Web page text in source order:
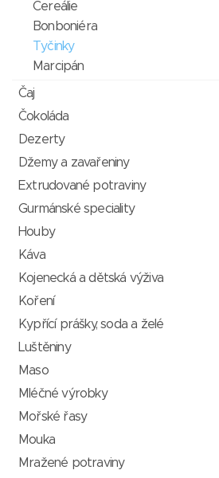
Cereálie
Bonboniéra
Tyčinky
Marcipán
Čaj
Čokoláda
Dezerty
Džemy a zavařeniny
Extrudované potraviny
Gurmánské speciality
Houby
Káva
Kojenecká a dětská výživa
Koření
Kypřící prášky, soda a želé
Luštěniny
Maso
Mléčné výrobky
Mořské řasy
Mouka
Mražené potraviny